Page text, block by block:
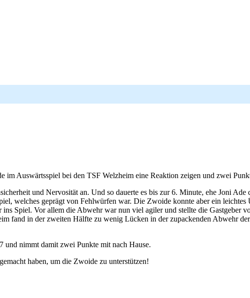
Auswärtsspiel bei den TSF Welzheim eine Reaktion zeigen und zwei
und Nervosität an. Und so dauerte es bis zur 6. Minute, ehe Joni
welches geprägt von Fehlwürfen war. Die Zwoide konnte aber ein
Spiel. Vor allem die Abwehr war nun viel agiler und stellte die Gastgeber
fand in der zweiten Hälfte zu wenig Lücken in der zupackenden Abwehr
und nimmt damit zwei Punkte mit nach Hause.
haben, um die Zwoide zu unterstützen!